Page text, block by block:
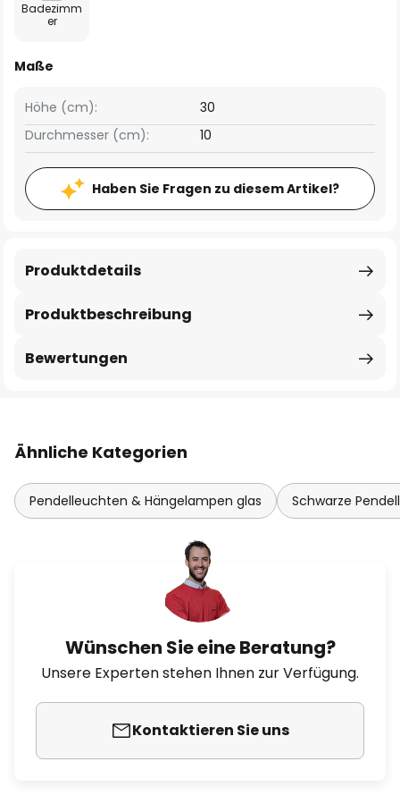
Badezimm
er
Maße
Höhe (cm):
30
Durchmesser (cm):
10
Haben Sie Fragen zu diesem Artikel?
Produktbeschreibung
Produktdetails
Bewertungen
Ähnliche Kategorien
Pendelleuchten & Hängelampen glas Schwarze
Wünschen Sie eine Beratung?
Unsere Experten stehen Ihnen zur Verfügung.
Kontaktieren Sie uns